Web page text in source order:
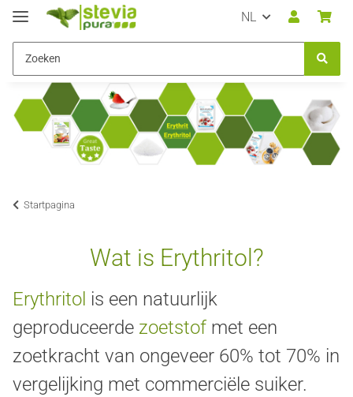
NL
Startpagina
Wat is Erythritol?
Erythritol is een natuurlijk
geproduceerde zoetstof met een
zoetkracht van ongeveer 60% tot 70% in
vergelijking met commerciële suiker.